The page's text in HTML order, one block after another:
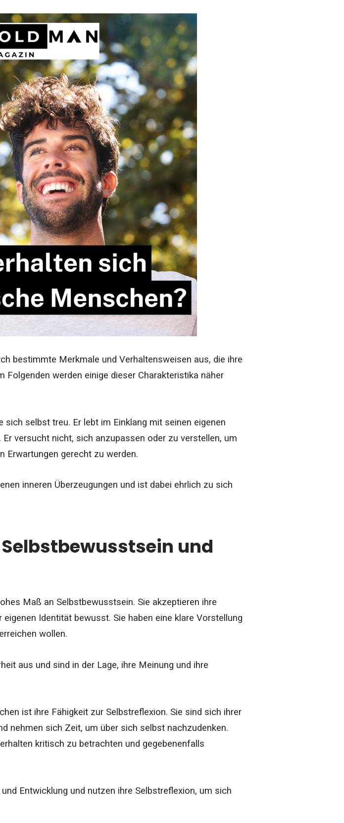
bestimmte Merkmale und Verhaltensweisen aus, die ihre
Folgenden werden einige dieser Charakteristika näher
selbst treu. Er lebt im Einklang mit seinen eigenen
versucht nicht, sich anzupassen oder zu verstellen, um
Erwartungen gerecht zu werden.
inneren Überzeugungen und ist dabei ehrlich zu sich
und
Maß an Selbstbewusstsein. Sie akzeptieren ihre
Identität bewusst. Sie haben eine klare Vorstellung
wollen.
aus und sind in der Lage, ihre Meinung und ihre
ist ihre Fähigkeit zur Selbstreflexion. Sie sind sich ihrer
nehmen sich Zeit, um über sich selbst nachzudenken.
kritisch zu betrachten und gegebenenfalls
Entwicklung und nutzen ihre Selbstreflexion, um sich